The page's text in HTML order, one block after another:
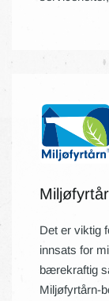
Det er viktig
innsats for
bærekraftig
Miljøfyrtårn-